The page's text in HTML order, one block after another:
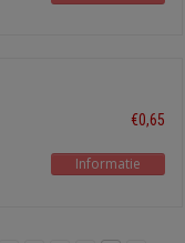
€0,65
Informatie